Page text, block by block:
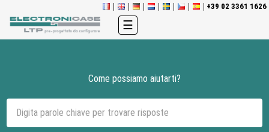
+39 02 3361 1626
navigazione
Toggle
☰
Come possiamo aiutarti?